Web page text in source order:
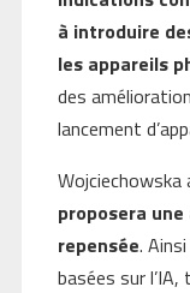
à introduire
les appareils
des
lancement
proposera
repensée.
basées sur